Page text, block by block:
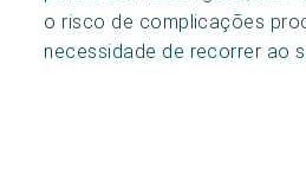
o risco de complicações
necessidade de recorrer ao